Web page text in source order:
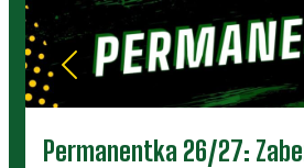
Prievidza